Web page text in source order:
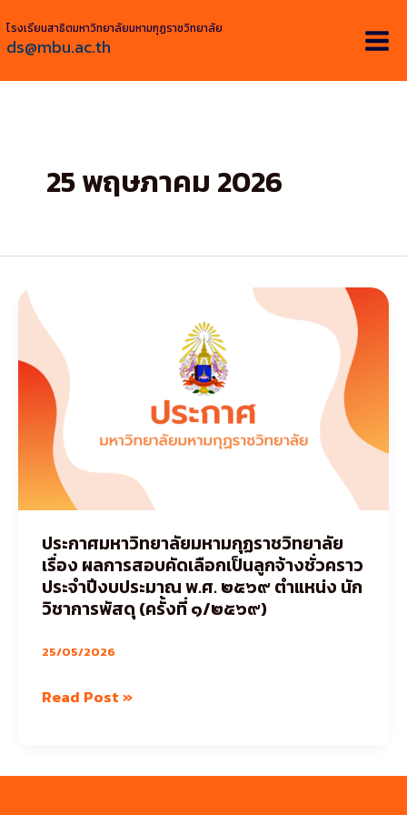
to
content
โรงเรียนสาธิตมหาวิทยาลัยมหามกุฏราชวิทยาลัย
ds@mbu.ac.th
25 พฤษภาคม 2026
ประกาศมหาวิทยาลัยมหามกุฏราชวิทยาลัย
เรื่อง ผลการสอบคัดเลือกเป็นลูกจ้างชั่วคราว
ประจำปีงบประมาณ พ.ศ. ๒๕๖๙ ตำแหน่ง นัก
วิชาการพัสดุ (ครั้งที่ ๑/๒๕๖๙)
25/05/2026
มหาวิทยาลัย
มหา
มกุฏ
ราช
วิทยาลัย
เรื่อง
ผล
คัด
เลือก
เป็น
ชั่วคราว
ปีงบประมาณ
ตำแหน่ง
Read Post »